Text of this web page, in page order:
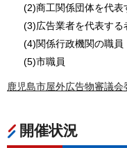
(2)商工関係団体を代表
(3)広告業者を代表する
(4)関係行政機関の職員
(5)市職員
鹿児島市屋外広告物審議会
開催状況